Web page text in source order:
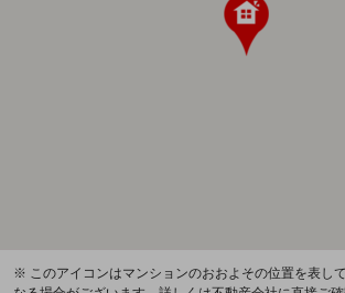
※ このアイコンはマンションのおおよその位置を表し